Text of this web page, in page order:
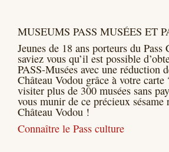
MUSEUMS PASS MUSÉES ET
Jeunes de 18 ans porteurs du
saviez vous qu’il est possible
PASS-Musées avec une réduction
Château Vodou grâce à votre carte
visiter plus de 300 musées sans
vous munir de ce précieux sésame
Château Vodou !
Connaître le Pass culture